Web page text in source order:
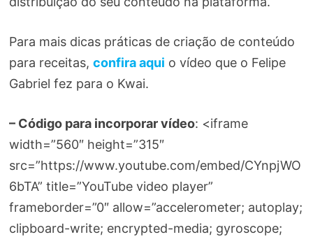
Para mais dicas práticas de criação de conteúdo
para receitas, confira aqui o vídeo que o Felipe
Gabriel fez para o Kwai.
– Código para incorporar vídeo: <iframe
width=”560″ height=”315″
src=”https://www.youtube.com/embed/CYnpjWO
6bTA” title=”YouTube video player”
frameborder=”0″ allow=”accelerometer; autoplay;
clipboard-write; encrypted-media; gyroscope;